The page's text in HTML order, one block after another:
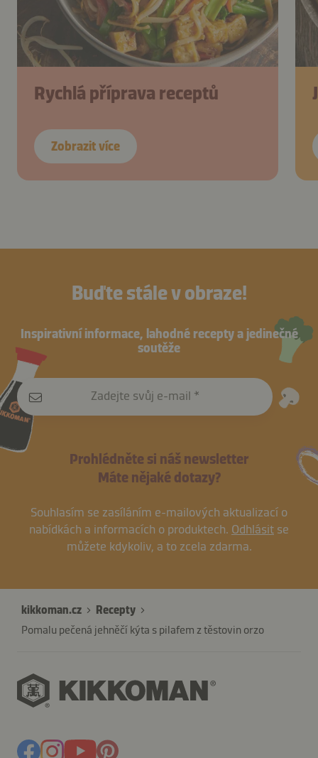
Rychlá příprava receptů
Zobrazit více
Buďte stále v obraze!
Inspirativní informace, lahodné recepty a jedinečné
soutěže
Zadejte svůj e-mail
Prohlédněte si náš newsletter
Máte nějaké dotazy?
Souhlasím se zasíláním e-mailových aktualizací o
nabídkách a informacích o produktech. Odhlásit se
můžete kdykoliv, a to zcela zdarma.
kikkoman.cz
Recepty
Pomalu pečená jehněčí kýta s pilafem z těstovin orzo